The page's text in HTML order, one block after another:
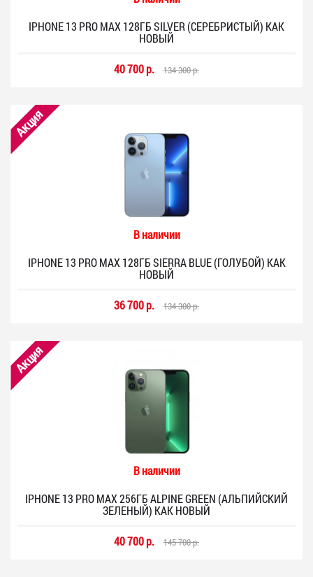
IPHONE 13 PRO MAX 128ГБ SILVER (СЕРЕБРИСТЫЙ) КАК
НОВЫЙ
40 700 р. 134 300 р.
Акция
В наличии
IPHONE 13 PRO MAX 128ГБ SIERRA BLUE (ГОЛУБОЙ) КАК
НОВЫЙ
36 700 р. 134 300 р.
Акция
В наличии
IPHONE 13 PRO MAX 256ГБ ALPINE GREEN (АЛЬПИЙСКИЙ
ЗЕЛЕНЫЙ) КАК НОВЫЙ
40 700 р. 145 700 р.